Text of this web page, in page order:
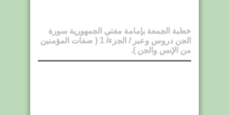
خطبة الجمعة بإمامة مفتي الجمهورية سورة
الجن دروس وعبر / الجزء/ 1 { صفات المؤمنين
من الإنس والجن ).